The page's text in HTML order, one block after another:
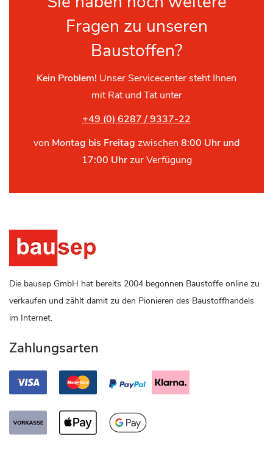
Fragen zu unseren
Baustoffen?
Kein Problem! Unser Servicecenter steht Ihnen
mit Rat und Tat unter
+49 (0) 6287 / 9337-22
von Montag bis Freitag zwischen 8:00 Uhr und
17:00 Uhrzur Verfügung
Die bausep GmbH hat bereits 2004 begonnen Baustoffe online zu
verkaufen und zählt damit zu den Pionieren des Baustoffhandels
im Internet.
Zahlungsarten